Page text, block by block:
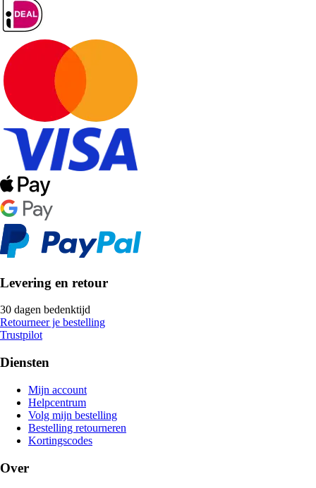
Levering en retour
30 dagen bedenktijd
Retourneer je bestelling
Trustpilot
Diensten
Mijn account
Helpcentrum
Volg mijn bestelling
Bestelling retourneren
Kortingscodes
Over